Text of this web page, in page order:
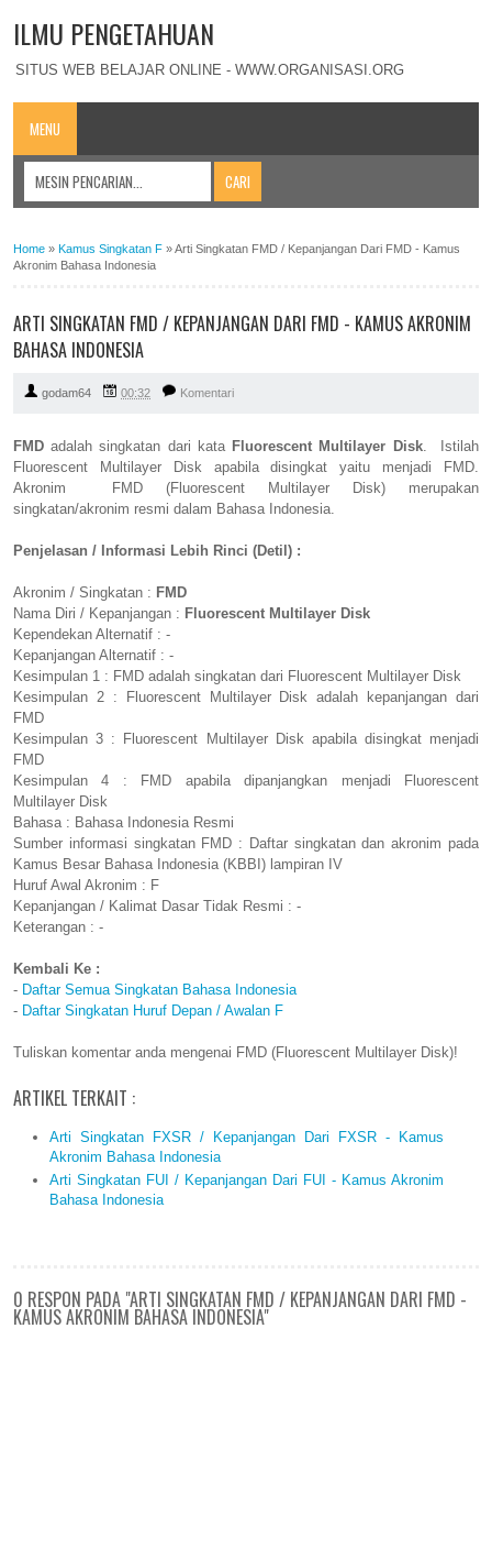
ILMU PENGETAHUAN
SITUS WEB BELAJAR ONLINE - WWW.ORGANISASI.ORG
MENU
Home » Kamus Singkatan F »Arti Singkatan FMD / Kepanjangan Dari FMD - Kamus
Akronim Bahasa Indonesia
ARTI SINGKATAN FMD / KEPANJANGAN DARI FMD - KAMUS AKRONIM
BAHASA INDONESIA
godam64 00:32 Komentari
FMD adalah singkatan dari kata Fluorescent Multilayer Disk. Istilah
Fluorescent Multilayer Disk apabila disingkat yaitu menjadi FMD.
Akronim FMD (Fluorescent Multilayer Disk) merupakan
singkatan/akronim resmi dalam Bahasa Indonesia.
Penjelasan / Informasi Lebih Rinci (Detil) :
Akronim / Singkatan : FMD
Nama Diri / Kepanjangan : Fluorescent Multilayer Disk
Kependekan Alternatif : -
Kepanjangan Alternatif : -
Kesimpulan 1 : FMD adalah singkatan dari Fluorescent Multilayer Disk
Kesimpulan 2 : Fluorescent Multilayer Disk adalah kepanjangan dari
FMD
Kesimpulan 3 : Fluorescent Multilayer Disk apabila disingkat menjadi
FMD
Kesimpulan 4 : FMD apabila dipanjangkan menjadi Fluorescent
Multilayer Disk
Bahasa : Bahasa Indonesia Resmi
Sumber informasi singkatan FMD : Daftar singkatan dan akronim pada
Kamus Besar Bahasa Indonesia (KBBI) lampiran IV
Huruf Awal Akronim : F
Kepanjangan / Kalimat Dasar Tidak Resmi : -
Keterangan : -
Kembali Ke :
- Daftar Semua Singkatan Bahasa Indonesia
- Daftar Singkatan Huruf Depan / Awalan F
Tuliskan komentar anda mengenai FMD (Fluorescent Multilayer Disk)!
ARTIKEL TERKAIT :
Arti Singkatan FXSR / Kepanjangan Dari FXSR - Kamus
Akronim Bahasa Indonesia
Arti Singkatan FUI / Kepanjangan Dari FUI - Kamus Akronim
Bahasa Indonesia
0 RESPON PADA "ARTI SINGKATAN FMD / KEPANJANGAN DARI FMD -
KAMUS AKRONIM BAHASA INDONESIA"